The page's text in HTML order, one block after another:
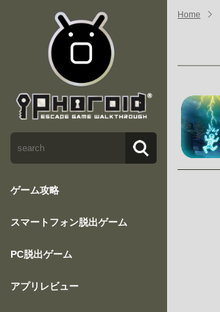
ゲーム攻略
スマートフォン脱出ゲーム
PC脱出ゲーム
アプリレビュー
Home